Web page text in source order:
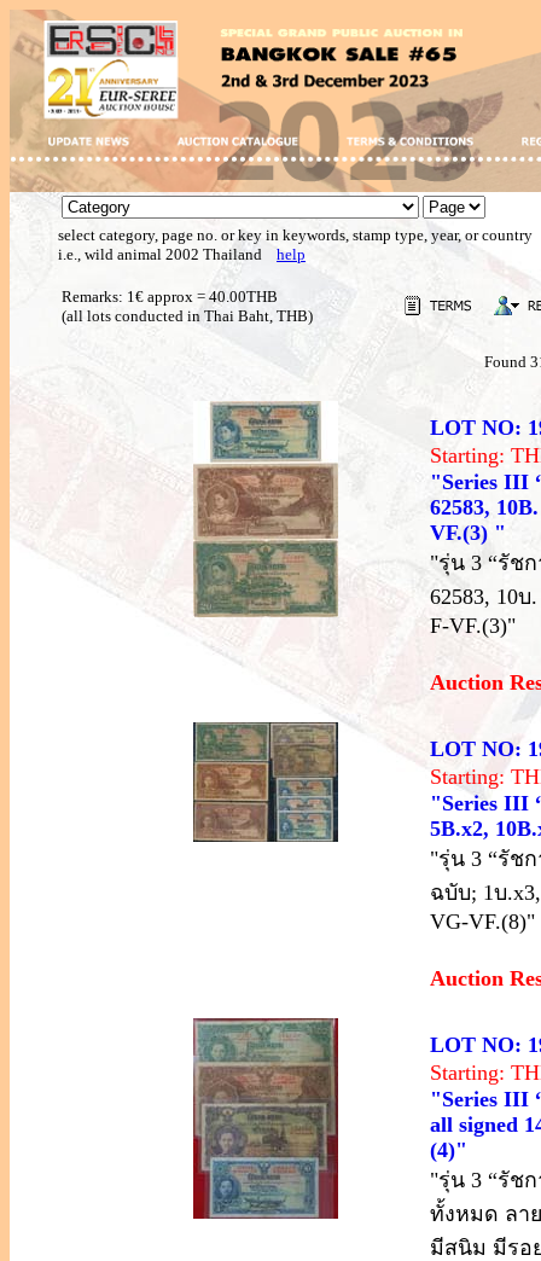
select category, page no. or key in keywords, stamp type, year, or country
i.e., wild animal 2002 Thailand help
Remarks: 1€ approx = 40.00THB
(all lots conducted in Thai Baht, THB)
Found
LOT NO:
Starting:
"Series III
62583,
VF.(3) "
"รุ่น 3 “รัช
62583, 10
F-VF.(3)"
Auction
LOT NO:
Starting:
"Series III
5B.x2,
"รุ่น 3 “รัช
ฉบับ; 1บ
VG-VF.(8)"
Auction
LOT NO:
Starting:
"Series III
all signed
(4)"
"รุ่น 3 “รัช
ทั้งหมด ลา
มีสนิม มีรอ